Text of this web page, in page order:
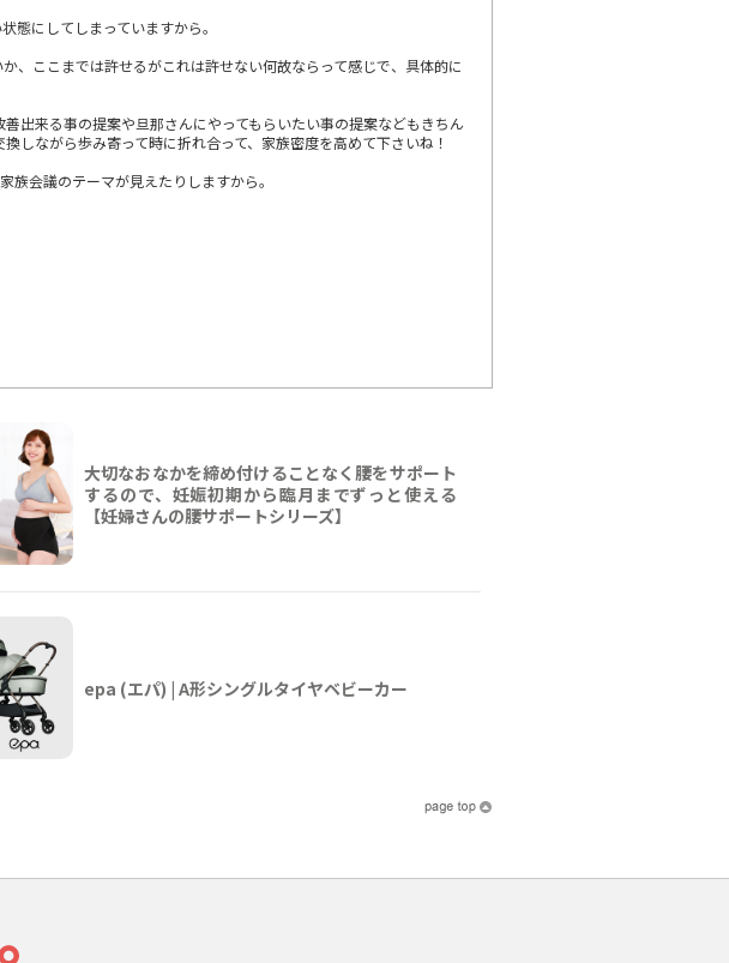
態にしてしまっていますから。
、ここまでは許せるがこれは許せない何故ならって感じで、具体的に
出来る事の提案や旦那さんにやってもらいたい事の提案などもきちん
しながら歩み寄って時に折れ合って、家族密度を高めて下さいね！
会議のテーマが見えたりしますから。
大切なおなかを締め付けることなく腰をサポート
するので、妊娠初期から臨月までずっと使える
【妊婦さんの腰サポートシリーズ】
epa (エパ) | A形シングルタイヤベビーカー